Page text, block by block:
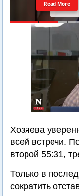
Read More
Хозяева
всей встречи.
второй 55:31,
Только в
сократить